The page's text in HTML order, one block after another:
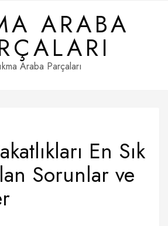
ARABA
Araba Parçaları
En Sık
Sorunlar ve